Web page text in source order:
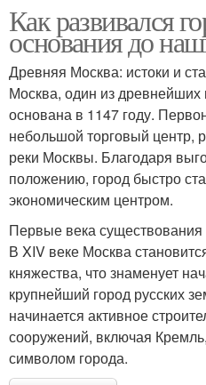
Как развивался
основания до
Древняя Москва: истоки и
Москва, один из
основана в 1147 году.
небольшой торговый центр,
реки Москвы. Благодаря
положению, город быстро
экономическим центром.
Первые века существования
В XIV веке Москва
княжества, что знаменует
крупнейший город русских
начинается активное
сооружений, включая
символом города.